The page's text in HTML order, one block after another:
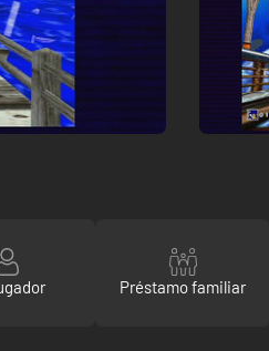
Préstamo familiar